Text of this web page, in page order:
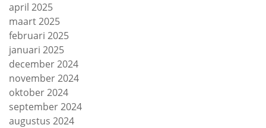
april 2025
maart 2025
februari 2025
januari 2025
december 2024
november 2024
oktober 2024
september 2024
augustus 2024